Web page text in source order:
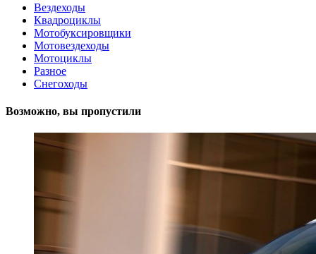
Вездеходы
Квадроциклы
Мотобуксировщики
Мотовездеходы
Мотоциклы
Разное
Снегоходы
Возможно, вы пропустили